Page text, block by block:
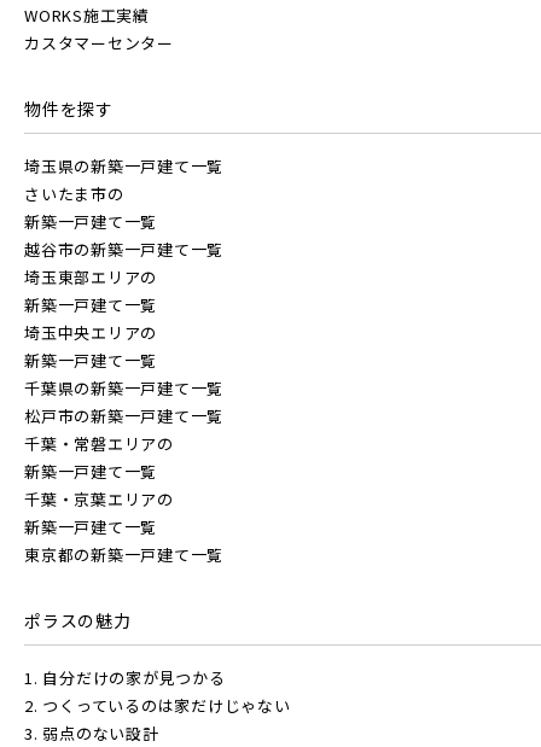
白井市(0)
千葉・常磐エリア(15)
守谷市(0) 松戸市(4)
柏市(3)
東京都(7)
練馬区(2)
江戸川区(1)
東久留米市(2)
駅から探す
JR
地図から探す
WORKS施工実績
カスタマーセンター
物件を探す
埼玉県の新築一戸建て一覧
さいたま市の
新築一戸建て一覧
越谷市の新築一戸建て一覧
埼玉東部エリアの
新築一戸建て一覧
埼玉中央エリアの
新築一戸建て一覧
千葉県の新築一戸建て一覧
松戸市の新築一戸建て一覧
千葉・常磐エリアの
新築一戸建て一覧
千葉・京葉エリアの
新築一戸建て一覧
東京都の新築一戸建て一覧
ポラスの魅力
1. 自分だけの家が見つかる
2. つくっているのは家だけじゃない
3. 弱点のない設計